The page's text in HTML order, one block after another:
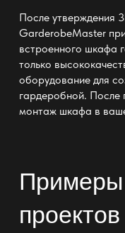
После утверждения
GarderobeMaster
встроенного шкафа
только
оборудование для
гардеробной. После
монтаж шкафа в
проектов